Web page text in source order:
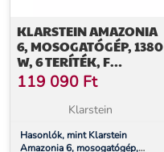
KLARSTEIN AMAZONIA
6, MOSOGATÓGÉP, 1380
W, 6 TERÍTÉK, F
ENERGIAHATÉKONYSÁGI
OSZTÁLY, 49 DB,
NYOMÓGOMBOS
119 090 Ft
Klarstein
Hasonlók, mint Klarstein
Amazonia 6, mosogatógép,